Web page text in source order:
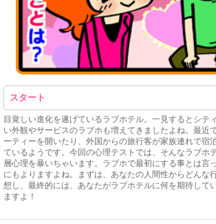
スタート
目覚しい進化を遂げているラブホテル。一見するとシテ
い外観やサービスのラブホも増えてきましたよね。最近
ーティーを開いたり、外国からの旅行客が家族連れで宿
ているようです。今回の心理テストでは、そんなラブホ
層心理を暴いちゃいます。ラブホで最初にする事とは言
にもよりますよね。まずは、あなたの人間性からどんな
想し、最終的には、あなたがラブホテルに何を期待して
ますよ！